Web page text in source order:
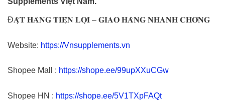
Đ𝐀̣̆𝐓 𝐇𝐀̀𝐍𝐆 𝐓𝐈𝐄̣̂𝐍 𝐋𝐎̛̣𝐈 – 𝐆𝐈𝐀𝐎 𝐇𝐀̀𝐍𝐆 𝐍𝐇𝐀𝐍𝐇 𝐂𝐇𝐎́𝐍𝐆
Website: https://Vnsupplements.vn
Shopee Mall : https://shope.ee/99upXXuCGw
Shopee HN : https://shope.ee/5V1TXpFAQt